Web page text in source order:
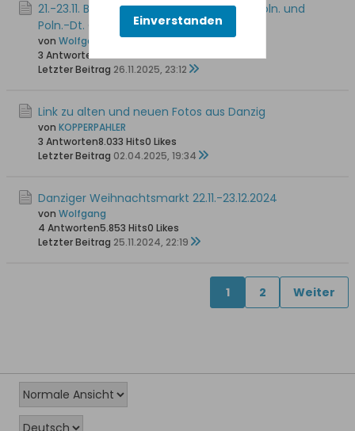
21.-23.11. Bremen: Jahrestagung der Dt.-Poln. und
Poln.-Dt. Gesellschaften
von Wolfgang
3 Antworten
Letzter Beitrag 26.11.2025, 23:12
Link zu alten und neuen Fotos aus Danzig
von KOPPERPAHLER
3 Antworten8.033 Hits0 Likes
Letzter Beitrag 02.04.2025, 19:34
Danziger Weihnachtsmarkt 22.11.-23.12.2024
von Wolfgang
4 Antworten5.853 Hits0 Likes
Letzter Beitrag 25.11.2024, 22:19
1 2 Weiter
Einverstanden